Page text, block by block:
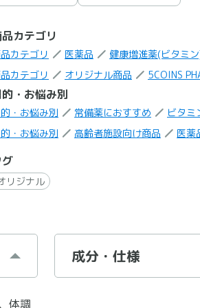
カテゴリ
カテゴリ 医薬品
健康増進薬(ビタミ
カテゴリ
オリジナル商品 5COINS
・お悩み別
・お悩み別 常備薬におすすめ
ビタミ
・お悩み別
高齢者施設向け商品 医薬
グ
リジナル
体調
成分・仕様